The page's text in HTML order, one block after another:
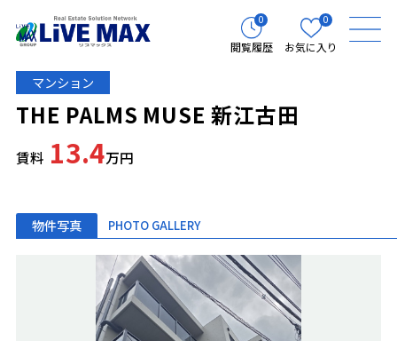
0
閲覧履歴
0
お気に入り
マンション
THE PALMS MUSE 新江古田
賃料 13.4万円
物件写真 PHOTO GALLERY